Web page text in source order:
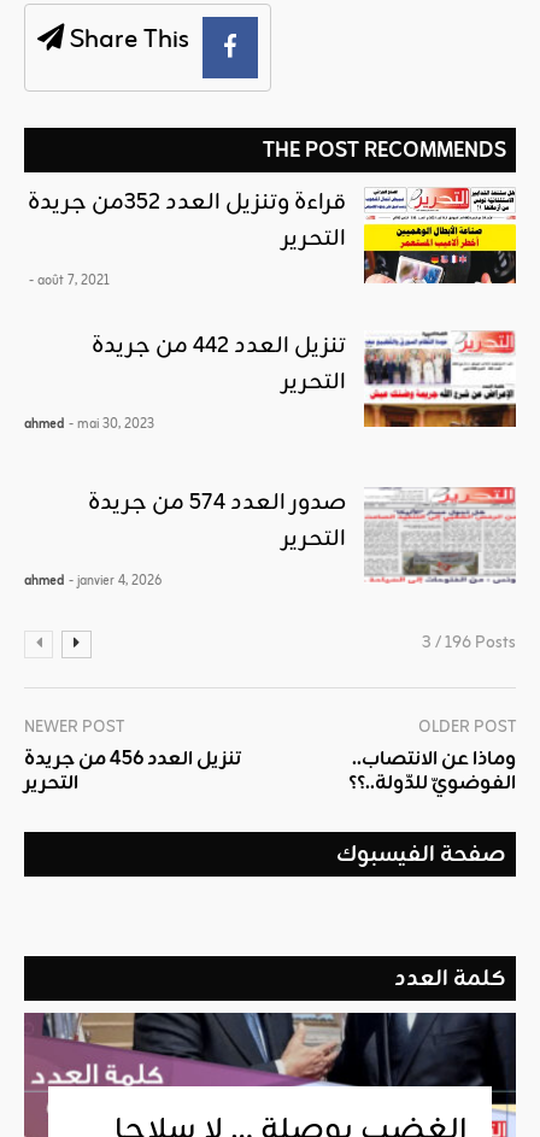
Share This
THE POST RECOMMENDS
قراءة وتنزيل العدد 352من جريدة
التحرير
- août 7, 2021
تنزيل العدد 442 من جريدة
التحرير
ahmed - mai 30, 2023
صدور العدد 574 من جريدة
التحرير
ahmed - janvier 4, 2026
3 / 196 Posts
NEWER POST
تنزيل العدد 456 من جريدة
التحرير
OLDER POST
..وماذا عن الانتصاب
الفوضويّ للدّولة..؟؟
صفحة الفيسبوك
كلمة العدد